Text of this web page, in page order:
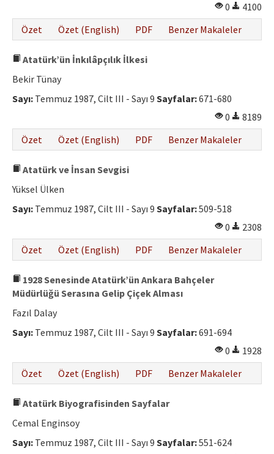
0
4100
Özet
Özet (English) PDF Benzer Makaleler
Atatürk’ün İnkılâpçılık İlkesi
Bekir Tünay
Sayı: Temmuz 1987, Cilt III - Sayı 9 Sayfalar:671-680
0
8189
Özet
Özet (English) PDF Benzer Makaleler
Atatürk ve İnsan Sevgisi
Yüksel Ülken
Sayı: Temmuz 1987, Cilt III - Sayı 9 Sayfalar:509-518
0
2308
Özet
Özet (English) PDF Benzer Makaleler
1928 Senesinde Atatürk’ün Ankara Bahçeler
Müdürlüğü Serasına Gelip Çiçek Alması
Fazıl Dalay
Sayı: Temmuz 1987, Cilt III - Sayı 9 Sayfalar:691-694
0
1928
Özet
Özet (English) PDF Benzer Makaleler
Atatürk Biyografisinden Sayfalar
Cemal Enginsoy
Sayı: Temmuz 1987, Cilt III - Sayı 9 Sayfalar:551-624